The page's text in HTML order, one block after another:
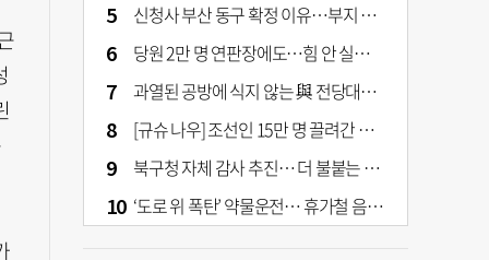
신청사 부산 동구 확정 이유…부지 용이성·접근성·집적 가능성이 운명 갈랐다 [해수부 북항 시대]
당원 2만 명 연판장에도…힘 안 실리는 ‘장동혁 사퇴’ 공세
과열된 공방에 식지 않는 與 전당대회… 호남·수도권 집중하는 후보들
[규슈 나우] 조선인 15만 명 끌려간 치쿠호 탄광… 대를 이은 진실 캐기
북구청 자체 감사 추진… 더 불붙는 북구 신청사 갈등
‘도로 위 폭탄’ 약물운전… 휴가철 음주와 병행 단속 [교통안전, 시민이 만든다]